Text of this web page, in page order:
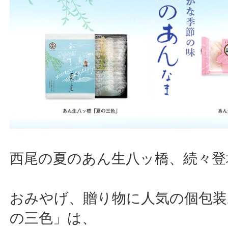
西尾の夏のあん生八ッ橋、続々
おみやげ、贈り物に人気の個包
の三色」は、